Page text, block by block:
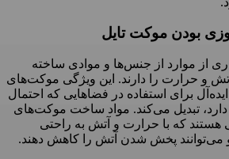
بودن موکت تایل
از موارد از جنس‌ها و موادی ساخته
و حرارت را دارند. این ویژگی موکت‌های
ایده‌آل برای استفاده در فضاهایی که احتمال
تبدیل می‌کند. مواد ساخت موکت‌های
هستند که با حرارت و آتش به راحتی
می‌توانند پخش شدن آتش را کاهش دهند.